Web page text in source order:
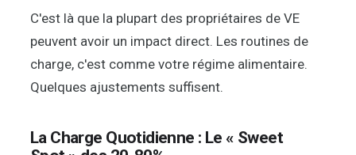
C'est là que la plupart des propriétaires de VE
peuvent avoir un impact direct. Les routines de
charge, c'est comme votre régime alimentaire.
Quelques ajustements suffisent.
La Charge Quotidienne : Le « Sweet